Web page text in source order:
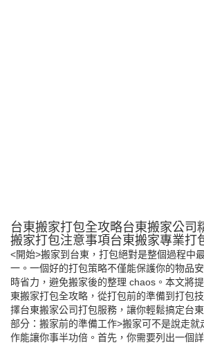
台東搬家打包全攻略台東搬家公司
搬家打包注意事項台東搬家專業打
<開始>搬家到台東，打包絕對是整個過程中
一。一個好的打包策略不僅能保護你的物品
時省力，避免搬家後的整理 chaos。本文將
東搬家打包全攻略，從打包前的準備到打包
擇台東搬家公司打包服務，讓你輕鬆搞定台
部分：搬家前的準備工作>搬家可不是說走就
作能讓你事半功倍。首先，你需要列出一個